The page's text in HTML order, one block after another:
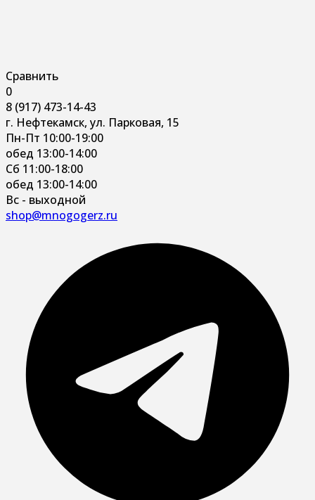
Сравнить
0
8 (917) 473-14-43
г. Нефтекамск, ул. Парковая, 15
Пн-Пт 10:00-19:00
обед 13:00-14:00
Сб 11:00-18:00
обед 13:00-14:00
Вс - выходной
shop@mnogogerz.ru